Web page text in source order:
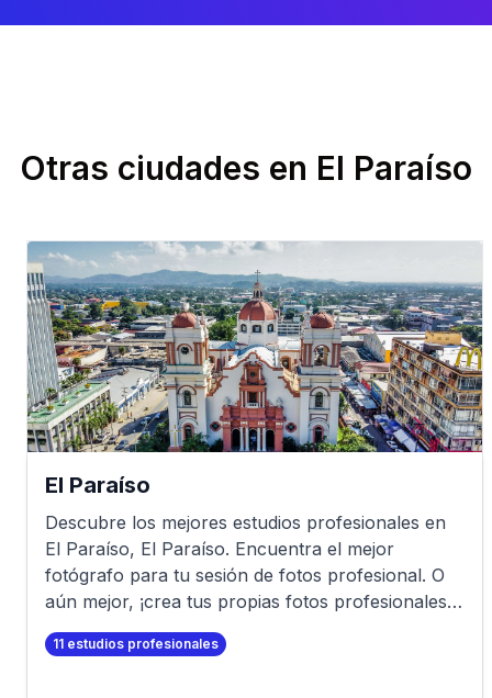
Otras ciudades en El Paraíso
El Paraíso
Descubre los mejores estudios profesionales en
El Paraíso, El Paraíso. Encuentra el mejor
fotógrafo para tu sesión de fotos profesional. O
aún mejor, ¡crea tus propias fotos profesionales
en minutos!
11 estudios profesionales